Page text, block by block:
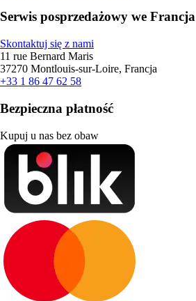
Serwis posprzedażowy we Francja
Skontaktuj się z nami
11 rue Bernard Maris
37270 Montlouis-sur-Loire, Francja
+33 1 86 47 62 58
Bezpieczna płatność
Kupuj u nas bez obaw